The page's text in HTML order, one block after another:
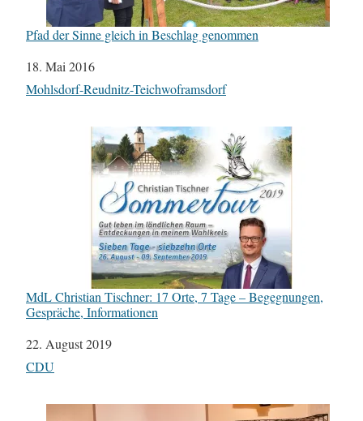
Pfad der Sinne gleich in Beschlag genommen
Datum
18. Mai 2016
In Bezug auf
Mohlsdorf-Reudnitz-Teichwoframsdorf
MdL Christian Tischner: 17 Orte, 7 Tage – Begegnungen,
Gespräche, Informationen
Datum
22. August 2019
In Bezug auf
CDU